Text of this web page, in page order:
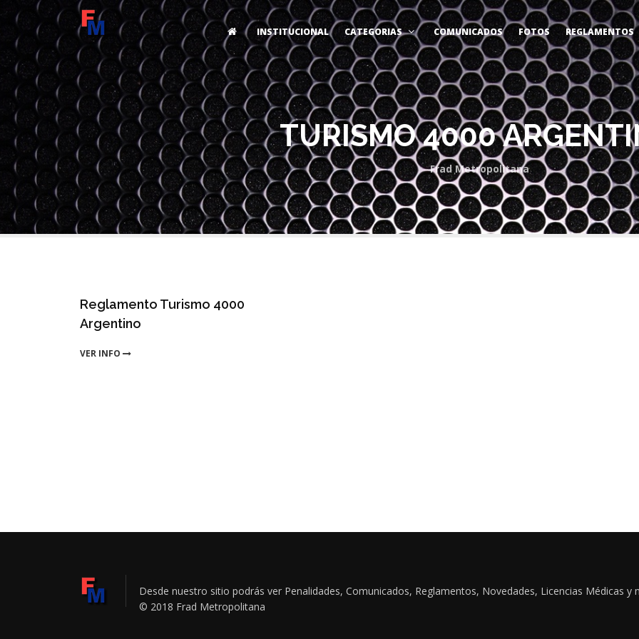
INSTITUCIONAL CATEGORIAS COMUNICADOS FOTOS REGLAMENTOS
TURISMO 4000
Frad Metropolitana
Reglamento Turismo 4000
Argentino
VER INFO
Desde nuestro sitio podrás ver Penalidades, Comunicados, Reglamentos, Novedades, Licencias Médicas y
© 2018 Frad Metropolitana